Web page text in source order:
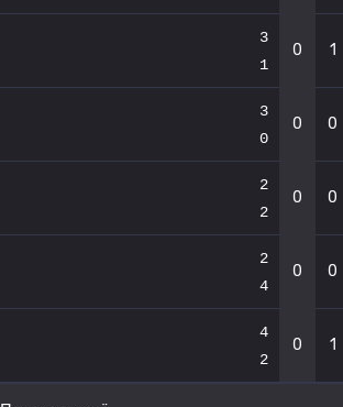
3
1
0 1
3
0
0 0
2
2
0 0
2
4
0 0
4
2
0 1